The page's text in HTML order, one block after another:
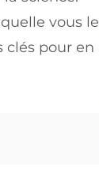
vous le
clés pour en